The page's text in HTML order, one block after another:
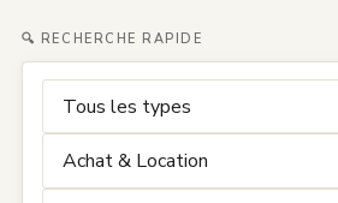
🔍 RECHERCHE RAPIDE